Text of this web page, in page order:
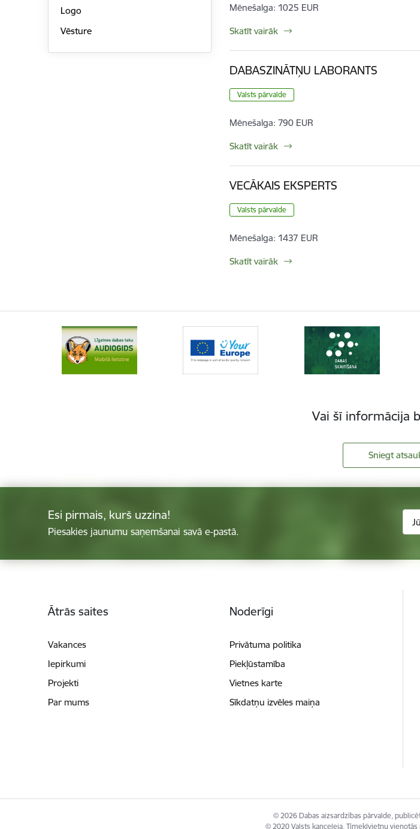
Logo
Vēsture
Mēnešalga: 1025 EUR
Skatīt vairāk
DABASZINĀTŅU LABORANTS
Valsts pārvalde
Mēnešalga: 790 EUR
Skatīt vairāk
VECĀKAIS EKSPERTS
Valsts pārvalde
Mēnešalga: 1437 EUR
Skatīt vairāk
Vai šī informācija
Sniegt
Esi pirmais, kurš uzzina!
Piesakies jaunumu saņemšanai savā e-pastā.
Ātrās saites
Vakances
Iepirkumi
Projekti
Par mums
Noderīgi
Privātuma politika
Piekļūstamība
Vietnes karte
Sīkdatņu izvēles maiņa
© 2026 Dabas aizsardzības pārvalde,
© 2020 Valsts kanceleja, Tīmekļvietņu